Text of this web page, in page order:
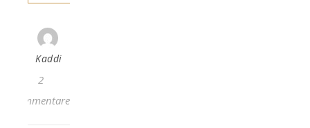
Kaddi
2
Kommentare